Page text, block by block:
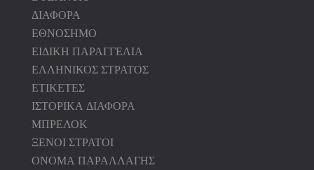
ΔΙΑΦΟΡΑ
ΕΘΝΟΣΗΜΟ
ΕΙΔΙΚΗ ΠΑΡΑΓΓΕΛΙΑ
ΕΛΛΗΝΙΚΟΣ ΣΤΡΑΤΟΣ
ΕΤΙΚΕΤΕΣ
ΙΣΤΟΡΙΚΑ ΔΙΑΦΟΡΑ
ΜΠΡΕΛΟΚ
ΞΕΝΟΙ ΣΤΡΑΤΟΙ
ΟΝΟΜΑ ΠΑΡΑΛΛΑΓΗΣ